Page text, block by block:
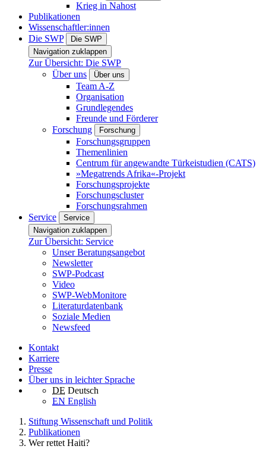
Krieg in Nahost
Publikationen
Wissenschaftler:innen
Die SWP
Die SWP
Navigation zuklappen
Zur Übersicht: Die SWP
Über uns
Über uns
Team A-Z
Organisation
Grundlegendes
Freunde und Förderer
Forschung
Forschung
Forschungsgruppen
Themenlinien
Centrum für angewandte Türkeistudien (CATS)
»Megatrends Afrika«-Projekt
Forschungsprojekte
Forschungscluster
Forschungsrahmen
Service
Service
Navigation zuklappen
Zur Übersicht: Service
Unser Beratungsangebot
Newsletter
SWP-Podcast
Video
SWP-WebMonitore
Literaturdatenbank
Soziale Medien
Newsfeed
Kontakt
Karriere
Presse
Über uns in leichter Sprache
DE Deutsch
EN English
Stiftung Wissenschaft und Politik
Publikationen
Wer rettet Haiti?